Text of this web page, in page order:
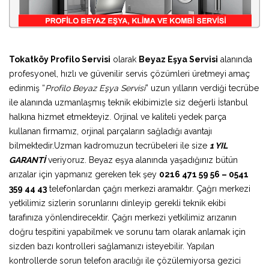
Tokatköy Profilo Servisi olarak Beyaz Eşya Servisi alanında
profesyonel, hızlı ve güvenilir servis çözümleri üretmeyi amaç
edinmiş “Profilo Beyaz Eşya Servisi” uzun yılların verdiği tecrübe
ile alanında uzmanlaşmış teknik ekibimizle siz değerli İstanbul
halkına hizmet etmekteyiz. Orjinal ve kaliteli yedek parça
kullanan firmamız, orjinal parçaların sağladığı avantajı
bilmektedir.Uzman kadromuzun tecrübeleri ile size 1 YIL
GARANTİveriyoruz. Beyaz eşya alanında yaşadığınız bütün
arızalar için yapmanız gereken tek şey 0216 471 59 56 – 0541
359 44 43 telefonlardan çağrı merkezi aramaktır. Çağrı merkezi
yetkilimiz sizlerin sorunlarını dinleyip gerekli teknik ekibi
tarafınıza yönlendirecektir. Çağrı merkezi yetkilimiz arızanın
doğru tespitini yapabilmek ve sorunu tam olarak anlamak için
sizden bazı kontrolleri sağlamanızı isteyebilir. Yapılan
kontrollerde sorun telefon aracılığı ile çözülemiyorsa gezici